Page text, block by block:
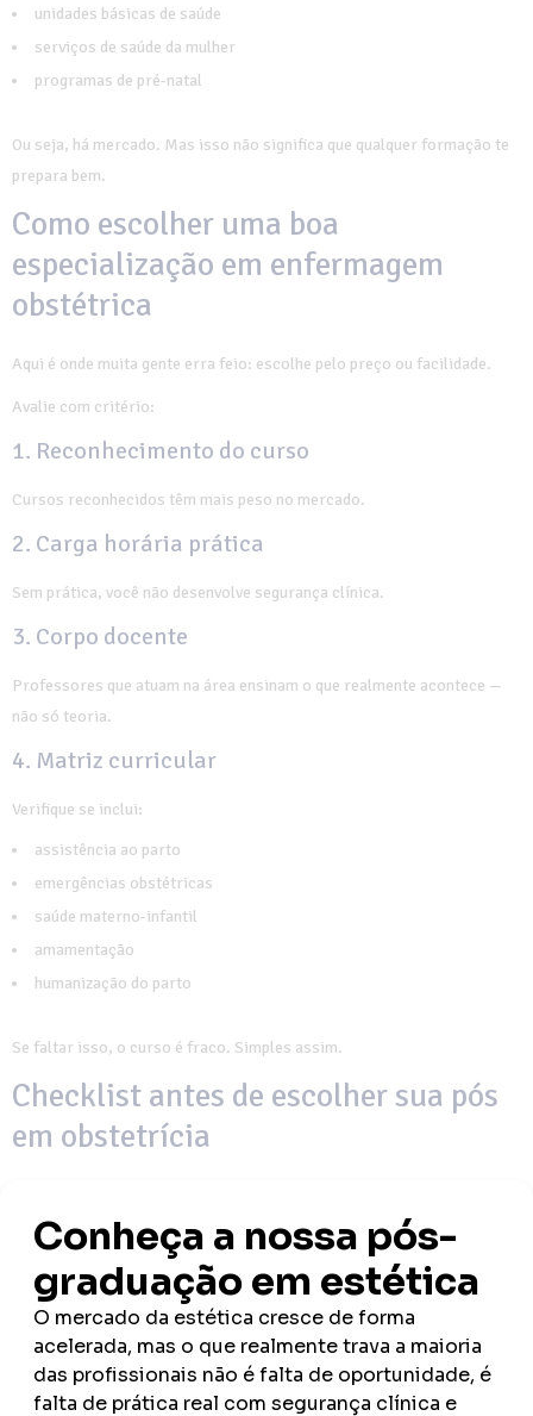
unidades básicas de saúde
serviços de saúde da mulher
programas de pré-natal
Ou seja, há mercado. Mas isso não significa que qualquer formação te
prepara bem.
Como escolher uma boa
especialização em enfermagem
obstétrica
Aqui é onde muita gente erra feio: escolhe pelo preço ou facilidade.
Avalie com critério:
1. Reconhecimento do curso
Cursos reconhecidos têm mais peso no mercado.
2. Carga horária prática
Sem prática, você não desenvolve segurança clínica.
3. Corpo docente
Professores que atuam na área ensinam o que realmente acontece —
não só teoria.
4. Matriz curricular
Verifique se inclui:
assistência ao parto
emergências obstétricas
saúde materno-infantil
amamentação
humanização do parto
Se faltar isso, o curso é fraco. Simples assim.
Checklist antes de escolher sua pós
em obstetrícia
há prática supervisionada real?
os professores têm experiência na área?
o curso aborda parto humanizado de forma atual?
inclui emergências obstétricas?
integra teoria com prática?